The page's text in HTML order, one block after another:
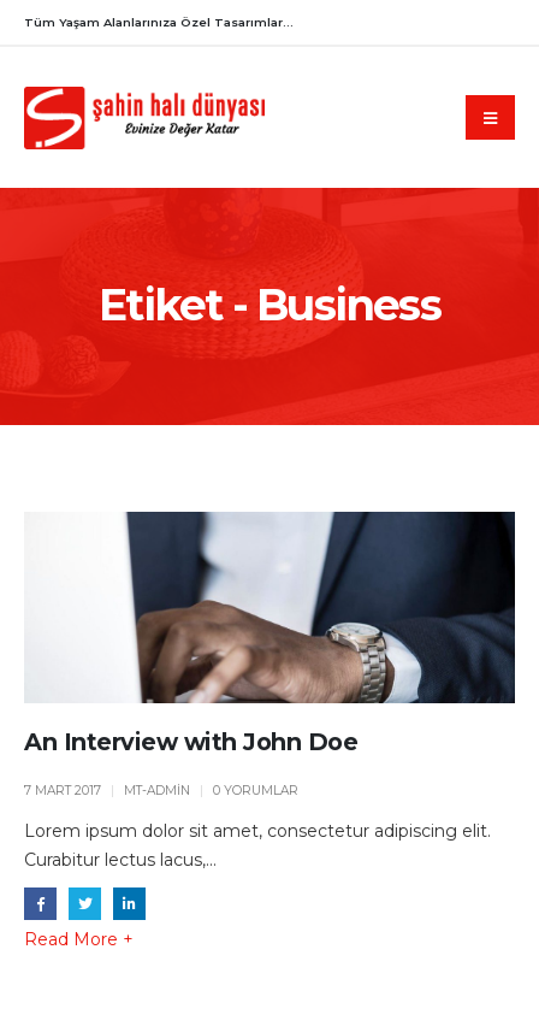
Tüm Yaşam Alanlarınıza Özel Tasarımlar...
Etiket - Business
An Interview with John Doe
7 MART 2017 MT-ADMIN 0 YORUMLAR
Lorem ipsum dolor sit amet, consectetur adipiscing elit.
Curabitur lectus lacus,...
Read More +